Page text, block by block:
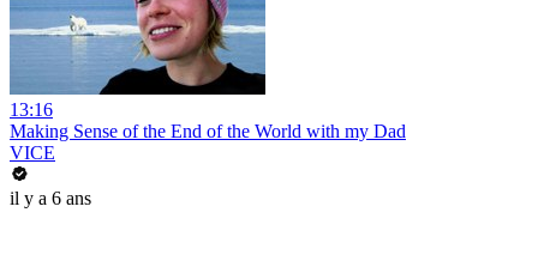
13:16
Making Sense of the End of the World with my Dad
VICE
il y a 6 ans